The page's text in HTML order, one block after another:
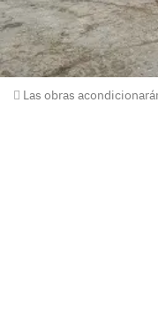
Las obras